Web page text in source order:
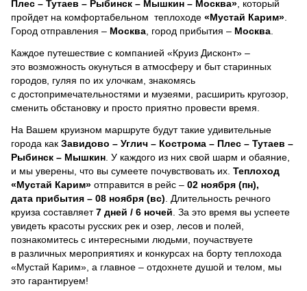
Плес – Тутаев – Рыбинск – Мышкин – Москва» , который
пройдет на комфортабельном теплоходе «Мустай Карим»
Город отправления – Москва , город прибытия – Москва
Каждое путешествие с компанией «Круиз Дисконт» –
это возможность окунуться в атмосферу и быт старинных
городов, гуляя по их улочкам, знакомясь
с достопримечательностями и музеями, расширить кругозор,
сменить обстановку и просто приятно провести время.
На Вашем круизном маршруте будут такие удивительные
города как Завидово – Углич – Кострома – Плес – Тутаев –
Рыбинск – Мышкин . У каждого из них свой шарм и обаяние,
и мы уверены, что вы сумеете почувствовать их. Теплоход
«Мустай Карим» отправится в рейс – 02 ноября (пн),
дата прибытия – 08 ноября (вс) . Длительность речного
круиза составляет7 дней / 6 ночей За это время вы успеете
увидеть красоты русских рек и озер, лесов и полей,
познакомитесь с интересными людьми, поучаствуете
в различных мероприятиях и конкурсах на борту теплохода
«Мустай Карим», а главное – отдохнете душой и телом, мы
это гарантируем!